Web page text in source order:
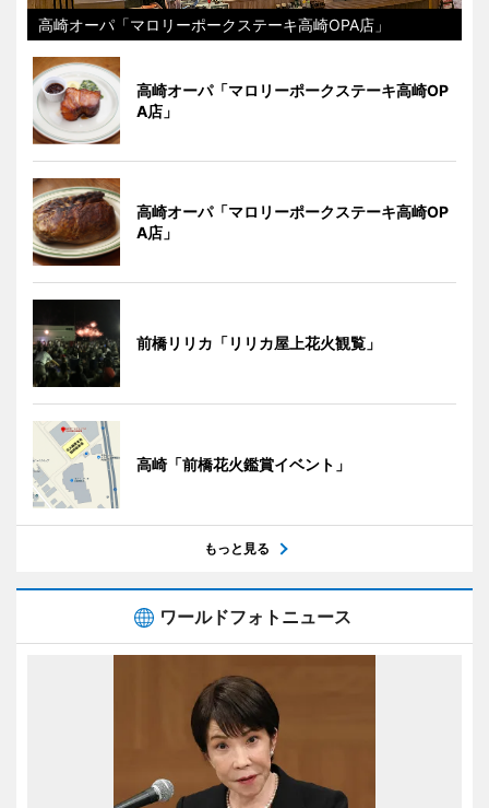
高崎オーパ「マロリーポークステーキ高崎OPA店」
高崎オーパ「マロリーポークステーキ高崎OP
A店」
高崎オーパ「マロリーポークステーキ高崎OP
A店」
前橋リリカ「リリカ屋上花火観覧」
高崎「前橋花火鑑賞イベント」
もっと見る
ワールドフォトニュース